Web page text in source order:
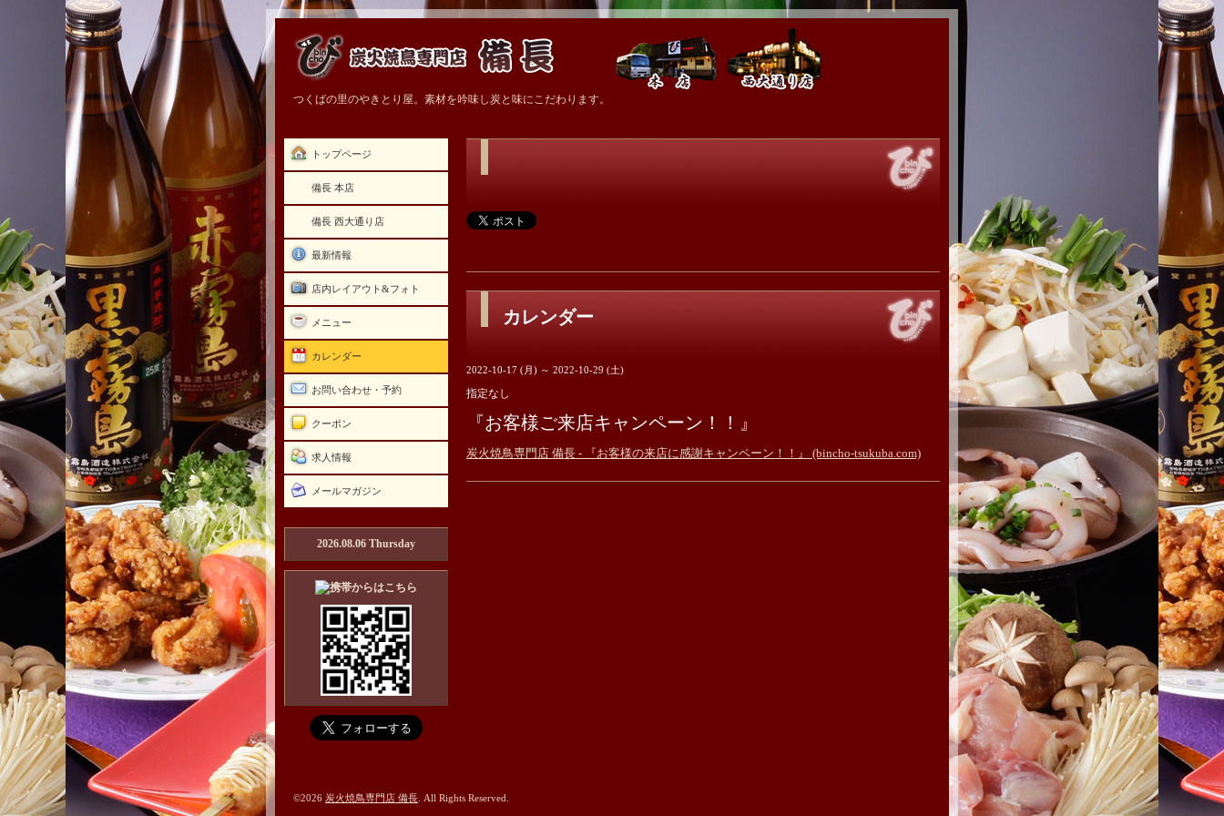
つくばの里のやきとり屋。素材を吟味し炭と味にこだわります。
カレンダー
2022-10-17 (月) ～ 2022-10-29 (土)
指定なし
『お客様ご来店キャンペーン！！』
炭火焼鳥専門店 備長 - 『お客様の来店に感謝キャンペーン！！』 (bincho-tsukuba.com)
トップページ
備長 本店
備長 西大通り店
最新情報
店内レイアウト&フォト
メニュー
カレンダー
お問い合わせ・予約
クーポン
求人情報
メールマガジン
2026.08.06 Thursday
©2026 炭火焼鳥専門店 備長 . All Rights Reserved.